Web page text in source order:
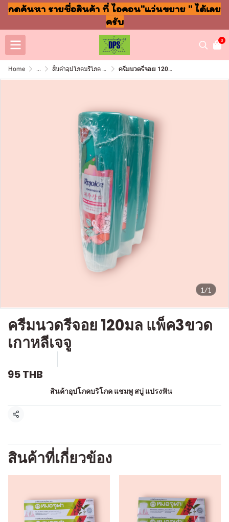
กดค้นหา รายชื่อสินค้า ที่ ไอคอน"แว่นขยาย " ได้เลย
ครับ
0
Home ... สินค้าอุปโภคบริโภค แชมพู สบู่ แปรงฟัน ครีมนวดรีจอย 120มล แพ็ค3ขวด เกาหลีเจจู
1/1
ครีมนวดรีจอย 120มล แพ็ค3ขวด
เกาหลีเจจู
95 THB
สินค้าอุปโภคบริโภค แชมพู สบู่ แปรงฟัน
แชร์
สินค้าที่เกี่ยวข้อง